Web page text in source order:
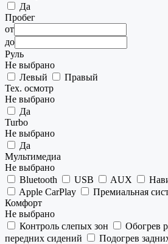
Да
Пробег
от
до
Руль
Не выбрано
Левый
Правый
Тех. осмотр
Не выбрано
Да
Turbo
Не выбрано
Да
Мультимедиа
Не выбрано
Bluetooth
USB AUX
Apple CarPlay
Премиальная
Комфорт
Не выбрано
Контроль слепых зон
Обогрев
передних сидений
Подогрев